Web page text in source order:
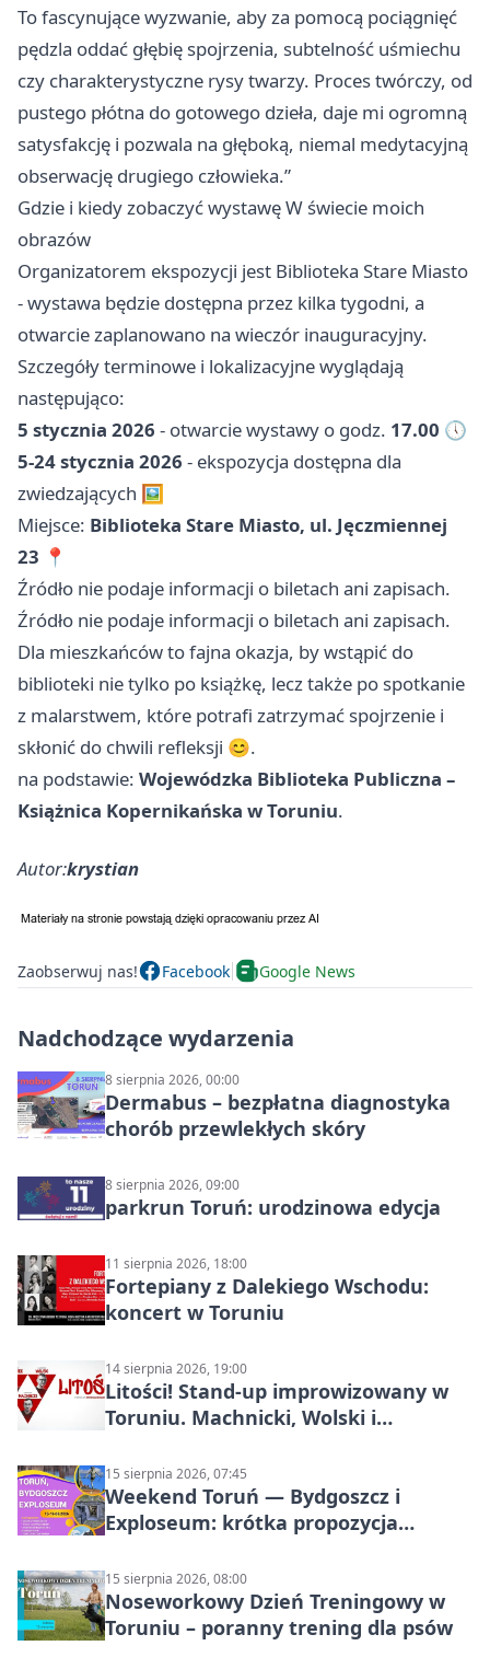
To fascynujące wyzwanie, aby za pomocą pociągnięć
pędzla oddać głębię spojrzenia, subtelność uśmiechu
czy charakterystyczne rysy twarzy. Proces twórczy, od
pustego płótna do gotowego dzieła, daje mi ogromną
satysfakcję i pozwala na głęboką, niemal medytacyjną
obserwację drugiego człowieka.”
Gdzie i kiedy zobaczyć wystawę W świecie moich
obrazów
Organizatorem ekspozycji jest Biblioteka Stare Miasto
- wystawa będzie dostępna przez kilka tygodni, a
otwarcie zaplanowano na wieczór inauguracyjny.
Szczegóły terminowe i lokalizacyjne wyglądają
następująco:
5 stycznia 2026 - otwarcie wystawy o godz. 17.00 🕔
5-24 stycznia 2026 - ekspozycja dostępna dla
zwiedzających 🖼️
Miejsce: Biblioteka Stare Miasto, ul. Jęczmiennej
23 📍
Źródło nie podaje informacji o biletach ani zapisach.
Źródło nie podaje informacji o biletach ani zapisach.
Dla mieszkańców to fajna okazja, by wstąpić do
biblioteki nie tylko po książkę, lecz także po spotkanie
z malarstwem, które potrafi zatrzymać spojrzenie i
skłonić do chwili refleksji 😊.
na podstawie: Wojewódzka Biblioteka Publiczna –
Książnica Kopernikańska w Toruniu.
Autor:krystian
Zaobserwuj nas! Facebook Google News
Nadchodzące wydarzenia
8 sierpnia 2026, 00:00
Dermabus – bezpłatna diagnostyka
chorób przewlekłych skóry
8 sierpnia 2026, 09:00
parkrun Toruń: urodzinowa edycja
11 sierpnia 2026, 18:00
Fortepiany z Dalekiego Wschodu:
koncert w Toruniu
14 sierpnia 2026, 19:00
Litości! Stand-up improwizowany w
Toruniu. Machnicki, Wolski i
15 sierpnia 2026, 07:45
Weekend Toruń — Bydgoszcz i
Exploseum: krótka propozycja
15 sierpnia 2026, 08:00
Noseworkowy Dzień Treningowy w
Toruniu – poranny trening dla psów